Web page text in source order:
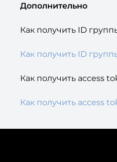
Дополнительно
Как получить ID
Как получить ID
Как получить access
Как получить access